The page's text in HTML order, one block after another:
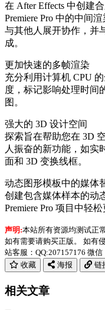
在 After Effects 中创建
Premiere Pro 中的中间
与其他人展开协作，并
成。
更加快速的多帧渲染
充分利用计算机 CPU
度，标记影响处理时间
图。
强大的 3D 设计空间
探索旨在帮助您在 3D
人振奋的新功能，如实
面和 3D 变换线框。
动态图形模板中的媒体
创建包含媒体样本的动
Premiere Pro 项目中轻
声明:本站所有资源均测试正
如有需要请购买正版。 如有
站客服：QQ:207157176 微
收藏
海报 链
相关文章